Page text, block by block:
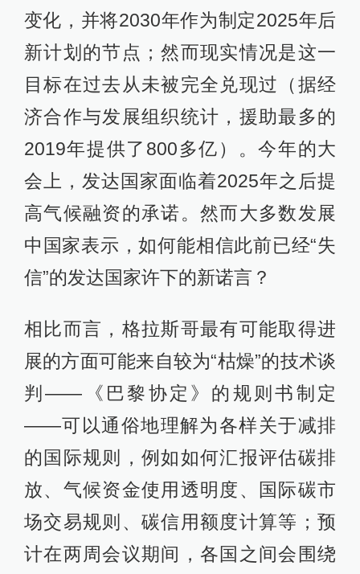
变化，并将2030年作为制定2025年后
新计划的节点；然而现实情况是这一
目标在过去从未被完全兑现过（据经
济合作与发展组织统计，援助最多的
2019年提供了800多亿）。今年的大
会上，发达国家面临着2025年之后提
高气候融资的承诺。然而大多数发展
中国家表示，如何能相信此前已经“失
信”的发达国家许下的新诺言？
相比而言，格拉斯哥最有可能取得进
展的方面可能来自较为“枯燥”的技术谈
判——《巴黎协定》的规则书制定
——可以通俗地理解为各样关于减排
的国际规则，例如如何汇报评估碳排
放、气候资金使用透明度、国际碳市
场交易规则、碳信用额度计算等；预
计在两周会议期间，各国之间会围绕